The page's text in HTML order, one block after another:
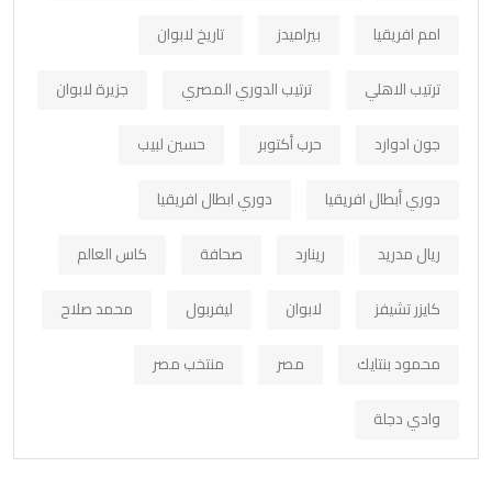
امم افريقيا
بيراميدز
تاريخ لابوان
ترتيب الاهلي
ترتيب الدوري المصري
جزيرة لابوان
جون ادوارد
حرب أكتوبر
حسين لبيب
دوري أبطال افريقيا
دوري ابطال افريقيا
ريال مدريد
رينارد صحافة
كاس العالم
كايزر تشيفز
لابوان ليفربول
محمد صلاح
محمود بنتايك
مصر
منتخب مصر
وادي دجلة